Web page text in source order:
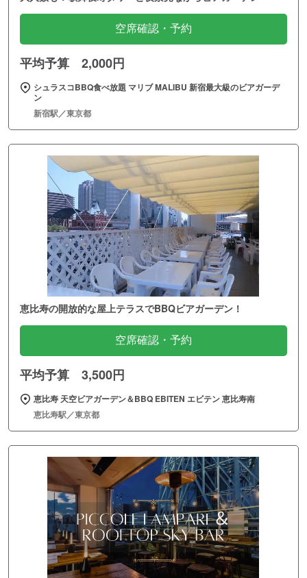
空席確認・予約
平均予算 2,000円
シュラスコBBQ食べ放題 マリブ MALIBU 新宿最大級のビアガーデ
ン
新宿駅／東京都
恵比寿の開放的な屋上テラスでBBQビアガーデン！
空席確認・予約
平均予算 3,500円
恵比寿 天空ビアガーデン＆BBQ EBITEN エビテン 恵比寿南
恵比寿駅／東京都